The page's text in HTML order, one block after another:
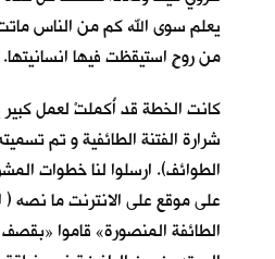
يعلم سوى الله كم من الناس
من روحٍ استيقظت فيها انسانيتها.
كانت الخطة قد أُكملتْ لعمل
شرارة الفتنة الطائفية و تم
الطوائف). ارسلوا لنا خطوات
على موقع على الانترنت ما نصه
الطائفة المنصورة» قاموا